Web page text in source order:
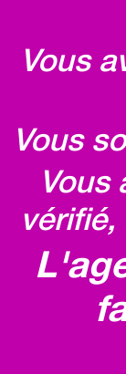
Vous
Vous
Vous